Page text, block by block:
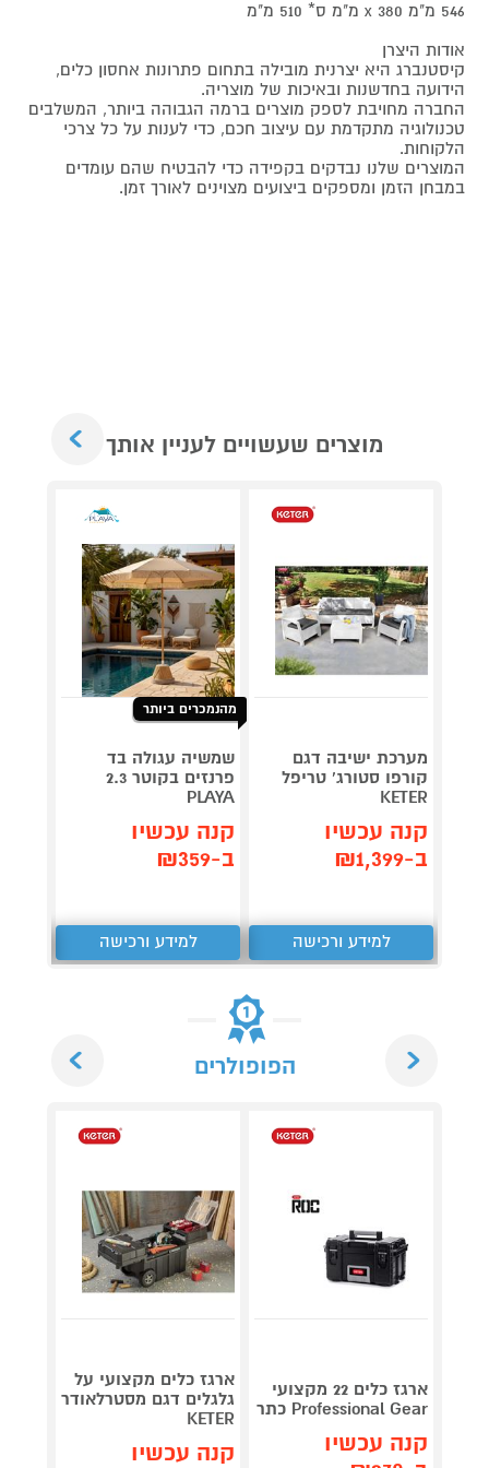
546 מ"מ x 380 מ"מ ס* 510 מ"מ
אודות היצרן
קיסטנברג היא יצרנית מובילה בתחום פתרונות אחסון כלים,
הידועה בחדשנות ובאיכות של מוצריה.
החברה מחויבת לספק מוצרים ברמה הגבוהה ביותר, המשלבים
טכנולוגיה מתקדמת עם עיצוב חכם, כדי לענות על כל צרכי
הלקוחות.
המוצרים שלנו נבדקים בקפידה כדי להבטיח שהם עומדים
במבחן הזמן ומספקים ביצועים מצוינים לאורך זמן.
מוצרים שעשויים לעניין אותך
מערכת ישיבה דגם
קורפו סטורג' טריפל
KETER
קנה עכשיו
ב-₪1,399
למידע ורכישה
מהנמכרים ביותר
שמשיה עגולה בד
פרנזים בקוטר 2.3
PLAYA
קנה עכשיו
ב-₪359
למידע ורכישה
הפופולרים
ארגז כלים 22 מקצועי
Professional Gear כתר
קנה עכשיו
ארגז כלים מקצועי על
גלגלים דגם מסטרלאודר
KETER
קנה עכשיו